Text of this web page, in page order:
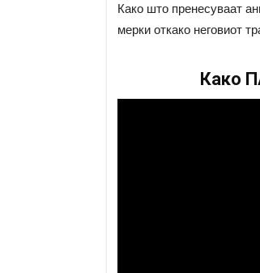
Како што пренесуваат
мерки откако неговиот
Како